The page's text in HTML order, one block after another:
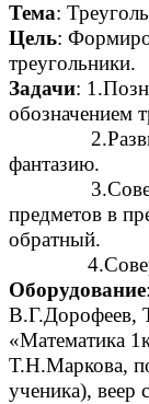
Тема:
Цель:
треугольники.
Задачи:
обозначением
фантазию.
предметов в
обратный.
Оборудование
В.Г.Дорофеев,
Т.Н.Маркова,
ученика), веер